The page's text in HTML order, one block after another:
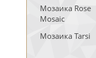
Мозаика Rose
Mosaic
Мозаика Tarsi